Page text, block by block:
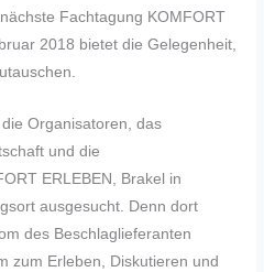
Fachtagung KOMFORT
2018 bietet die Gelegenheit,
Organisatoren, das
und die
ERLEBEN, Brakel in
ausgesucht. Denn dort
des Beschlaglieferanten
zum Erleben, Diskutieren und